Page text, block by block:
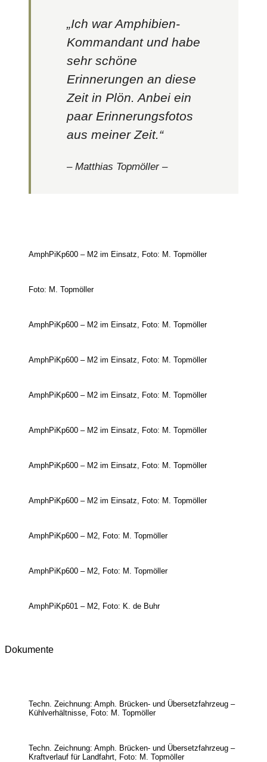
„Ich war Amphibien-
Kommandant und habe
sehr schöne
Erinnerungen an diese
Zeit in Plön. Anbei ein
paar Erinnerungsfotos
aus meiner Zeit.“
– Matthias Topmöller –
AmphPiKp600 – M2 im Einsatz, Foto: M. Topmöller
Foto: M. Topmöller
AmphPiKp600 – M2 im Einsatz, Foto: M. Topmöller
AmphPiKp600 – M2 im Einsatz, Foto: M. Topmöller
AmphPiKp600 – M2 im Einsatz, Foto: M. Topmöller
AmphPiKp600 – M2 im Einsatz, Foto: M. Topmöller
AmphPiKp600 – M2 im Einsatz, Foto: M. Topmöller
AmphPiKp600 – M2 im Einsatz, Foto: M. Topmöller
AmphPiKp600 – M2, Foto: M. Topmöller
AmphPiKp600 – M2, Foto: M. Topmöller
AmphPiKp601 – M2, Foto: K. de Buhr
Dokumente
Techn. Zeichnung: Amph. Brücken- und Übersetzfahrzeug –
Kühlverhältnisse, Foto: M. Topmöller
Techn. Zeichnung: Amph. Brücken- und Übersetzfahrzeug –
Kraftverlauf für Landfahrt, Foto: M. Topmöller